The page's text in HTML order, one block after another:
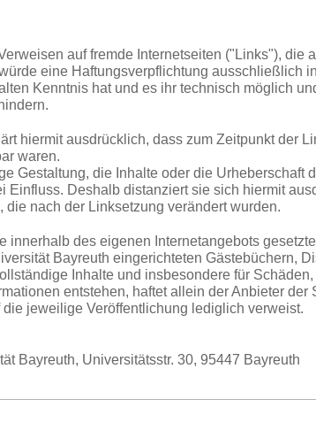
auf fremde Internetseiten ("Links"), die
eine Haftungsverpflichtung ausschließlich
Kenntnis hat und es ihr technisch möglich
hiermit ausdrücklich, dass zum Zeitpunkt der
waren.
Gestaltung, die Inhalte oder die Urheberschaft
Einfluss. Deshalb distanziert sie sich hiermit
nach der Linksetzung verändert wurden.
innerhalb des eigenen Internetangebots
Bayreuth eingerichteten Gästebüchern,
Inhalte und insbesondere für
entstehen, haftet allein der Anbieter
jeweilige Veröffentlichung lediglich verweist.
Bayreuth, Universitätsstr. 30, 95447 Bayreuth